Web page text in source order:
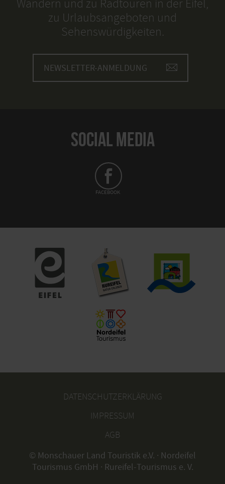
Wandern und zu Radtouren in der Eifel,
zu Urlaubsangeboten und
Sehenswürdigkeiten.
NEWSLETTER-ANMELDUNG
SOCIAL MEDIA
FACEBOOK
DATENSCHUTZERKLÄRUNG
IMPRESSUM
AGB
© Monschauer Land Touristik e.V. · Nordeifel
Tourismus GmbH · Rureifel-Tourismus e. V.